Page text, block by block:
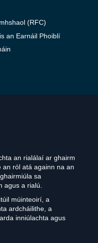
(RFC)
an Earnáil Phoiblí
an rialálaí ar ghairm
an ról atá againn na an
sa
agus a rialú.
múinteoirí, a
ardcháilithe, a
inniúlachta agus